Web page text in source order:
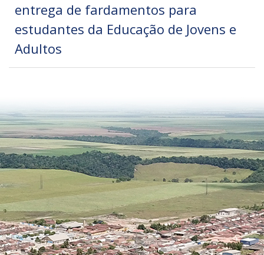
entrega de fardamentos para
estudantes da Educação de Jovens e
Adultos